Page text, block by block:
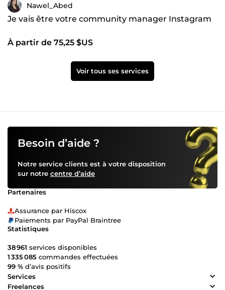
Nawel_Abed
Je vais être votre community manager Instagram
À partir de 75,25 $US
Voir tous ses services
Besoin d’aide ?
Notre service clients est à votre disposition
sur notre centre d’aide
Partenaires
Assurance par Hiscox
Paiements par PayPal Braintree
Statistiques
38 961 services disponibles
1 335 085 commandes effectuées
99 % d’avis positifs
Services
Freelances